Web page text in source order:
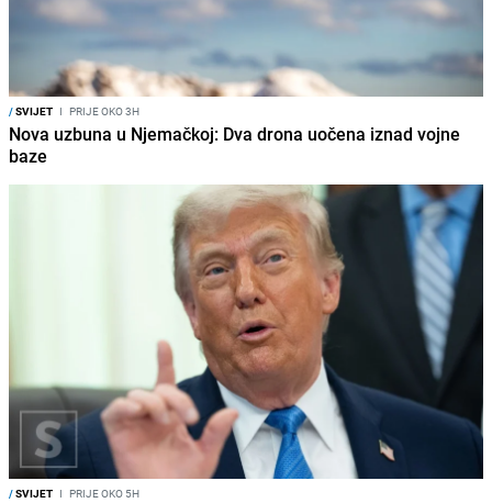
/SVIJET I PRIJE OKO 3H
Nova uzbuna u Njemačkoj: Dva drona uočena iznad vojne
baze
/SVIJET I PRIJE OKO 5H